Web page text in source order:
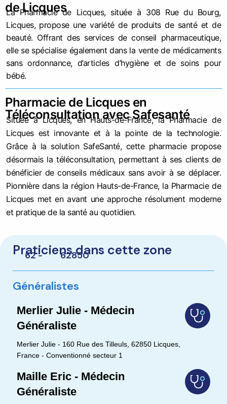
de Licques
La Pharmacie de Licques, située à 308 Rue du Bourg,
Licques, propose une variété de produits de santé et de
beauté. Offrant des services de conseil pharmaceutique,
elle se spécialise également dans la vente de médicaments
sans ordonnance, d’articles d’hygiène et de soins pour
bébé.
Pharmacie de Licques en
Téléconsultation avec Safesanté
Située à Licques, en Hauts-de-France, la Pharmacie de
Licques est innovante et à la pointe de la technologie.
Grâce à la solution SafeSanté, cette pharmacie propose
désormais la téléconsultation, permettant à ses clients de
bénéficier de conseils médicaux sans avoir à se déplacer.
Pionnière dans la région Hauts-de-France, la Pharmacie de
Licques met en avant une approche résolument moderne
et pratique de la santé au quotidien.
Praticiens dans cette zone
62 - 62850
Généralistes
Merlier Julie - Médecin
Généraliste
Merlier Julie - 160 Rue des Tilleuls, 62850 Licques,
France - Conventionné secteur 1
Maille Eric - Médecin
Généraliste